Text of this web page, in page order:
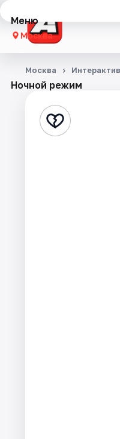
Меню
Москва
Концерты
Стендап
Ночной режим
Москва